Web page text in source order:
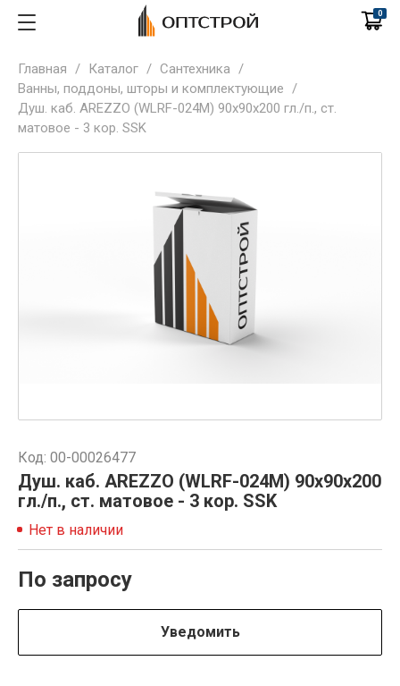
0
Главная / Каталог / Сантехника /
Ванны, поддоны, шторы и комплектующие /
Душ. каб. AREZZO (WLRF-024M) 90х90х200 гл./п., ст.
матовое - 3 кор. SSK
Код: 00-00026477
Душ. каб. AREZZO (WLRF-024M) 90х90х200
гл./п., ст. матовое - 3 кор. SSK
Нет в наличии
По запросу
Уведомить